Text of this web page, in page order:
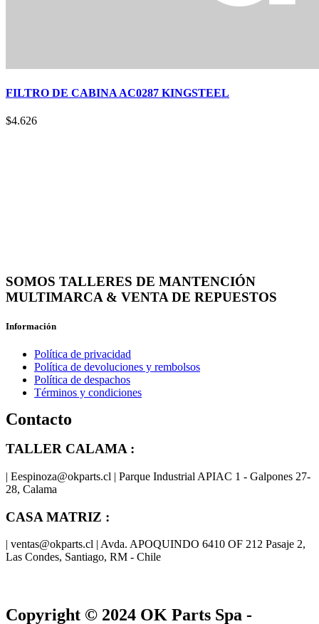
FILTRO DE CABINA AC0287 KINGSTEEL
$4.626
SOMOS TALLERES DE MANTENCIÓN
MULTIMARCA & VENTA DE REPUESTOS
Información
Política de privacidad
Política de devoluciones y rembolsos
Política de despachos
Términos y condiciones
Contacto
TALLER CALAMA :
| Eespinoza@okparts.cl | Parque Industrial APIAC 1 - Galpones 27-
28, Calama
CASA MATRIZ :
| ventas@okparts.cl | Avda. APOQUINDO 6410 OF 212 Pasaje 2,
Las Condes, Santiago, RM - Chile
Copyright © 2024 OK Parts Spa -